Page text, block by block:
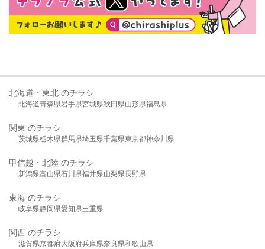
北海道・東北 のチラシ
北海道青森県岩手県宮城県秋田県山形県福島県
関東 のチラシ
茨城県栃木県群馬県埼玉県千葉県東京都神奈川県
甲信越・北陸 のチラシ
新潟県富山県石川県福井県山梨県長野県
東海 のチラシ
岐阜県静岡県愛知県三重県
関西 のチラシ
滋賀県京都府大阪府兵庫県奈良県和歌山県